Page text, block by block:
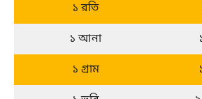
১ রতি
১ আনা
১ গ্রাম